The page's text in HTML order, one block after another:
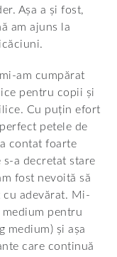
Așa a și fost,
am ajuns la
am cumpărat
pentru copii și
Cu puțin efort
petele de
contat foarte
a decretat stare
fost nevoită să
cu adevărat. Mi-
pentru
medium) și așa
care continuă